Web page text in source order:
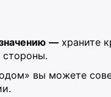
— храните
стороны.
вы можете